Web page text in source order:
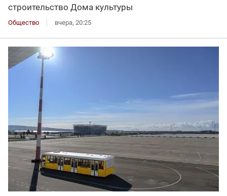
строительство Дома культуры
Общество вчера, 20:25